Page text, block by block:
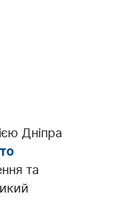
Дніпра
та